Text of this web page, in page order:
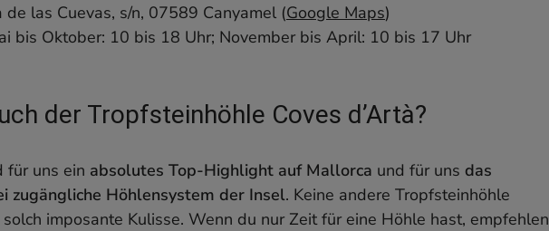
de las Cuevas, s/n, 07589 Canyamel (Google Maps)
bis Oktober: 10 bis 18 Uhr; November bis April: 10 bis 17 Uhr
der Tropfsteinhöhle Coves d’Artà?
für uns ein absolutes Top-Highlight auf Mallorca und für uns das
zugängliche Höhlensystem der Insel. Keine andere Tropfsteinhöhle
imposante Kulisse. Wenn du nur Zeit für eine Höhle hast, empfehlen